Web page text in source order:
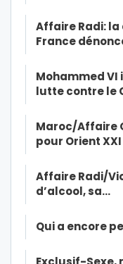
Affaire Radi:
France
Mohammed VI
lutte contre le
Maroc/Affaire
pour Orient XXI
Affaire Radi/
d’alcool, sa…
Qui a encore